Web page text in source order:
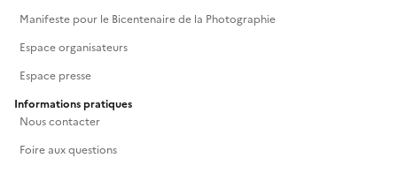
Manifeste pour le Bicentenaire de la Photographie
Espace organisateurs
Espace presse
Informations pratiques
Nous contacter
Foire aux questions